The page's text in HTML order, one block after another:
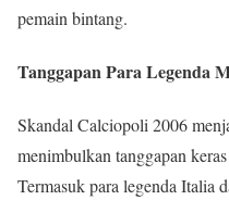
pemain bintang.
Tanggapan Para Legenda
Skandal Calciopoli 2006
menimbulkan tanggapan
Termasuk para legenda Italia